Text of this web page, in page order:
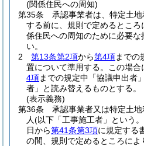
(関係住民への周知)
第35条
承認事業者は、特定土
する前に、規則で定めるとこ
係住民への周知のために必要
い。
2
第13条第2項から第4項までの
置について準用する。
この場合
4項までの規定中「協議申出者
者」と読み替えるものとする。
(表示義務)
第36条
承認事業者又は特定土
人(以下「工事施工者」という
日から第41条第3項に規定する
の間、規則で定めるところに